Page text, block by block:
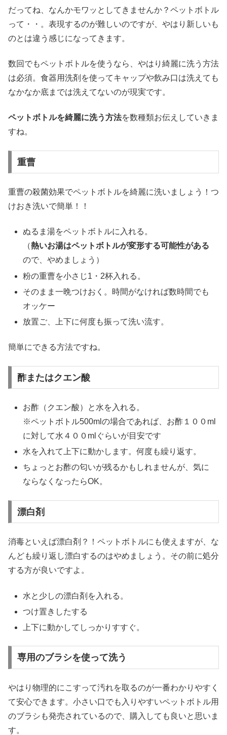
だってね、なんかモワッとしてきませんか？ペットボトル
って・・。表現するのが難しいのですが、やはり新しいも
のとは違う感じになってきます。
数回でもペットボトルを使うなら、やはり綺麗に洗う方法
は必須。食器用洗剤を使ってキャップや飲み口は洗えても
なかなか底までは洗えてないのが現実です。
ペットボトルを綺麗に洗う方法を数種類お伝えしていきま
すね。
重曹
重曹の殺菌効果でペットボトルを綺麗に洗いましょう！つ
けおき洗いで簡単！！
ぬるま湯をペットボトルに入れる。
（熱いお湯はペットボトルが変形する可能性がある
ので、やめましょう）
粉の重曹を小さじ1・2杯入れる。
そのまま一晩つけおく。時間がなければ数時間でも
オッケー
放置ご、上下に何度も振って洗い流す。
簡単にできる方法ですね。
酢またはクエン酸
お酢（クエン酸）と水を入れる。
※ペットボトル500mlの場合であれば、お酢１００ml
に対して水４００mlぐらいが目安です
水を入れて上下に動かします。何度も繰り返す。
ちょっとお酢の匂いが残るかもしれませんが、気に
ならなくなったらOK。
漂白剤
消毒といえば漂白剤？！ペットボトルにも使えますが、な
んども繰り返し漂白するのはやめましょう。その前に処分
する方が良いですよ。
水と少しの漂白剤を入れる。
つけ置きしたする
上下に動かしてしっかりすすぐ。
専用のブラシを使って洗う
やはり物理的にこすって汚れを取るのが一番わかりやすく
て安心できます。小さい口でも入りやすいペットボトル用
のブラシも発売されているので、購入しても良いと思いま
す。